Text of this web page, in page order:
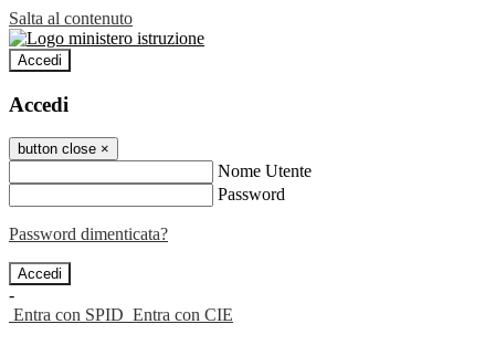
Salta al contenuto
Accedi
Accedi
button close ×
Nome Utente
Password
Password dimenticata?
-
Entra con SPID Entra con CIE